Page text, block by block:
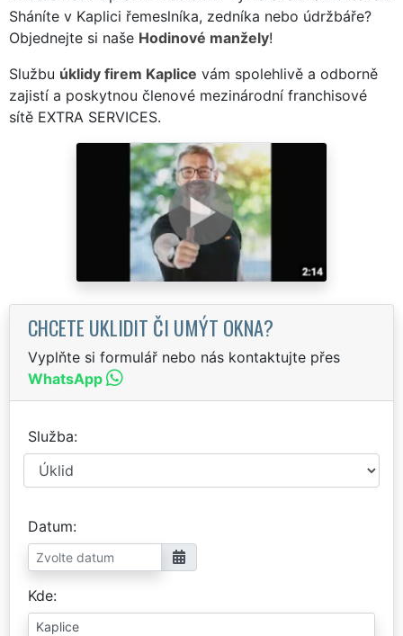
Sháníte v Kaplici řemeslníka, zedníka nebo údržbáře?
Objednejte si naše Hodinové manžely!
Službu úklidy firem Kaplice vám spolehlivě a odborně
zajistí a poskytnou členové mezinárodní franchisové
sítě EXTRA SERVICES.
CHCETE UKLIDIT ČI UMÝT OKNA?
Vyplňte si formulář nebo nás kontaktujte přes
WhatsApp
Služba
Datum
Kde